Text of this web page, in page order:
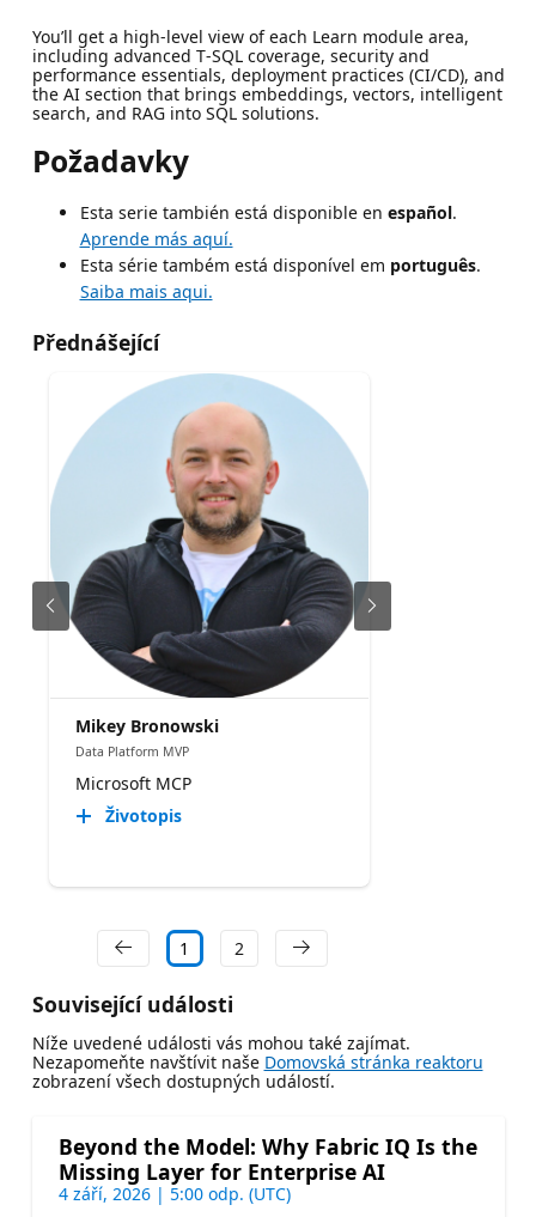
You’ll get a high-level view of each Learn module area,
including advanced T‑SQL coverage, security and
performance essentials, deployment practices (CI/CD), and
the AI section that brings embeddings, vectors, intelligent
search, and RAG into SQL solutions.
Požadavky
Esta serie también está disponible en español.
Aprende más aquí.
Esta série também está disponível em português.
Saiba mais aqui.
Přednášející
Mikey Bronowski
Data Platform MVP
Microsoft MCP
Životopis
1 2
Související události
Níže uvedené události vás mohou také zajímat.
Nezapomeňte navštívit naše Domovská stránka reaktoru
zobrazení všech dostupných událostí.
Beyond the Model: Why Fabric IQ Is the
Missing Layer for Enterprise AI
4 září, 2026 | 5:00 odp. (UTC)